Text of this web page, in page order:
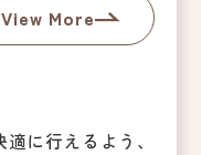
View More
に行えるよう、